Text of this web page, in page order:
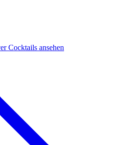
Cocktails ansehen